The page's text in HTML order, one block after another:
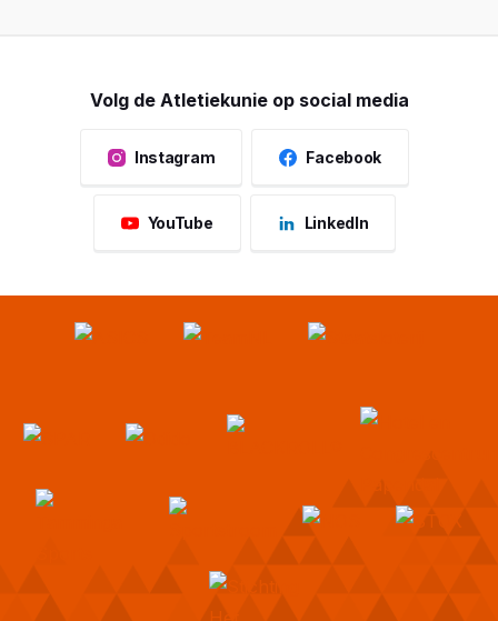
Volg de Atletiekunie op social media
Instagram Facebook
YouTube LinkedIn